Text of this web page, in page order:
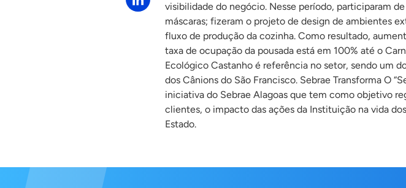
visibilidade do negócio. Nesse período, participaram
máscaras; fizeram o projeto de design de ambientes
fluxo de produção da cozinha. Como resultado,
taxa de ocupação da pousada está em 100% até o
Ecológico Castanho é referência no setor, sendo um
dos Cânions do São Francisco. Sebrae Transforma O
iniciativa do Sebrae Alagoas que tem como objetivo
clientes, o impacto das ações da Instituição na vida
Estado.